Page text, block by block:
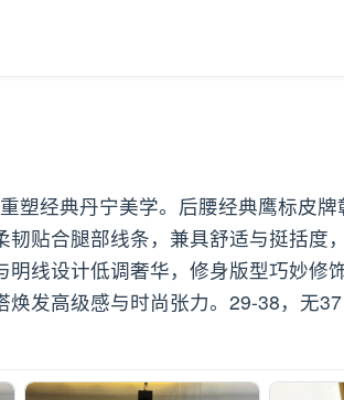
经典丹宁美学。后腰经典鹰标皮
贴合腿部线条，兼具舒适与挺括
线设计低调奢华，修身版型巧妙
发高级感与时尚张力。29-38，无37